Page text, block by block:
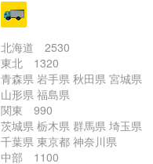
北海道 2530
東北 1320
青森県 岩手県 秋田県 宮城県
山形県 福島県
関東 990
茨城県 栃木県 群馬県 埼玉県
千葉県 東京都 神奈川県
中部 1100